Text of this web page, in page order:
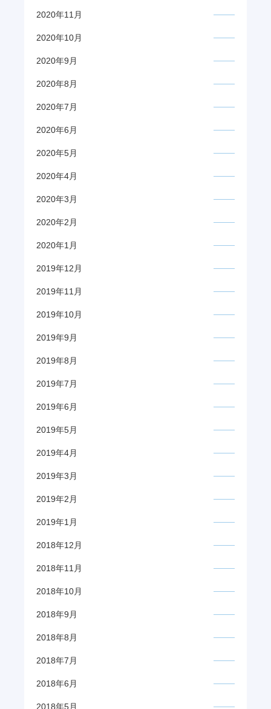
2020年11月
2020年10月
2020年9月
2020年8月
2020年7月
2020年6月
2020年5月
2020年4月
2020年3月
2020年2月
2020年1月
2019年12月
2019年11月
2019年10月
2019年9月
2019年8月
2019年7月
2019年6月
2019年5月
2019年4月
2019年3月
2019年2月
2019年1月
2018年12月
2018年11月
2018年10月
2018年9月
2018年8月
2018年7月
2018年6月
2018年5月